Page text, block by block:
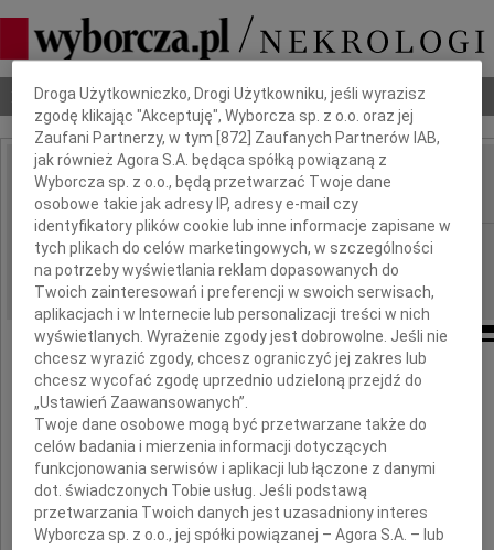
Nekrologi Odeszli Poradnik pogrzebowy
IMIĘ I NAZWISKO: Janina Zofia Pacek
REGION: Warszawa
DATA EMISJI: 19.03.2010
zmarła, przeżywszy 80 lat
Dbamy o Twoją prywatność
Droga Użytkowniczko, Drogi Użytkowniku, jeśli wyrazisz
zgodę klikając "Akceptuję", Wyborcza sp. z o.o. oraz jej
Zaufani Partnerzy, w tym [872 ] Zaufanych Partnerów IAB,
jak również Agora S.A. będąca spółką powiązaną z
Wyborcza sp. z o.o., będą przetwarzać Twoje dane
osobowe takie jak adresy IP, adresy e-mail czy
identyfikatory plików cookie lub inne informacje zapisane w
tych plikach do celów marketingowych, w szczególności
na potrzeby wyświetlania reklam dopasowanych do
Twoich zainteresowań i preferencji w swoich serwisach,
aplikacjach i w Internecie lub personalizacji treści w nich
wyświetlanych. Wyrażenie zgody jest dobrowolne. Jeśli nie
chcesz wyrazić zgody, chcesz ograniczyć jej zakres lub
chcesz wycofać zgodę uprzednio udzieloną przejdź do
„Ustawień Zaawansowanych”.
Twoje dane osobowe mogą być przetwarzane także do
celów badania i mierzenia informacji dotyczących
funkcjonowania serwisów i aplikacji lub łączone z danymi
dot. świadczonych Tobie usług. Jeśli podstawą
przetwarzania Twoich danych jest uzasadniony interes
Wyborcza sp. z o.o., jej spółki powiązanej – Agora S.A. – lub